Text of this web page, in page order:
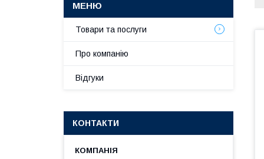
Товари та послуги
Про компанію
Відгуки
КОНТАКТИ